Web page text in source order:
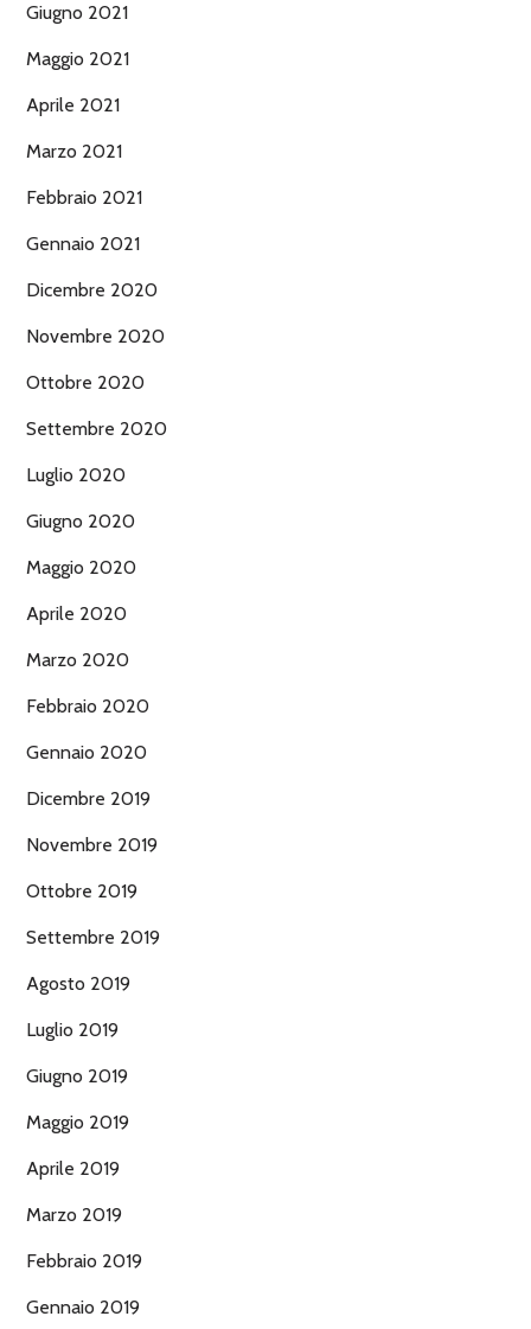
Giugno 2021
Maggio 2021
Aprile 2021
Marzo 2021
Febbraio 2021
Gennaio 2021
Dicembre 2020
Novembre 2020
Ottobre 2020
Settembre 2020
Luglio 2020
Giugno 2020
Maggio 2020
Aprile 2020
Marzo 2020
Febbraio 2020
Gennaio 2020
Dicembre 2019
Novembre 2019
Ottobre 2019
Settembre 2019
Agosto 2019
Luglio 2019
Giugno 2019
Maggio 2019
Aprile 2019
Marzo 2019
Febbraio 2019
Gennaio 2019